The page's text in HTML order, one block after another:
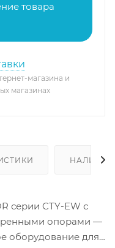
товара
магазина и
магазинах
серии CTY-EW с
опорами —
оборудование для